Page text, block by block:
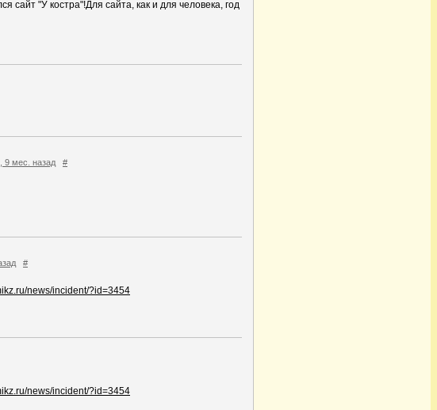
сайт "У костра"!Для сайта, как и для человека, год
9 мес. назад #
#
news/incident/?id=3454
news/incident/?id=3454